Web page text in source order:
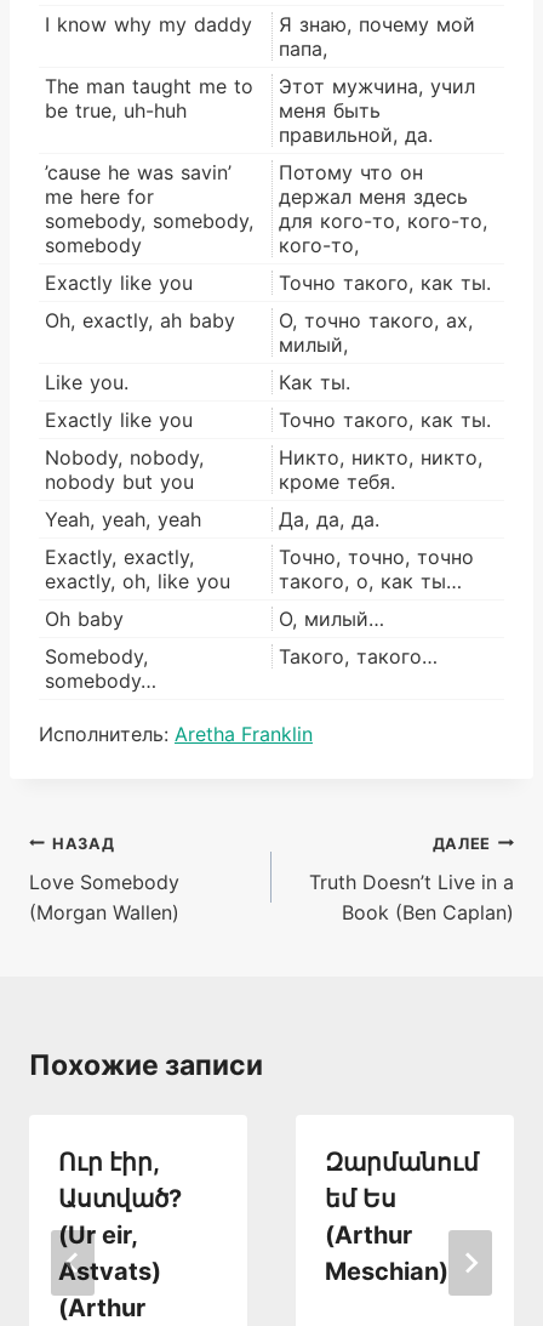
I know why my daddy
Я знаю, почему мой
папа,
The man taught me to
be true, uh-huh
Этот мужчина, учил
меня быть
правильной, да.
’cause he was savin’
me here for
somebody, somebody,
somebody
Потому что он
держал меня здесь
для кого-то, кого-то,
кого-то,
Exactly like you
Точно такого, как ты.
Oh, exactly, ah baby
О, точно такого, ах,
милый,
Like you.
Как ты.
Exactly like you
Точно такого, как ты.
Nobody, nobody,
nobody but you
Никто, никто, никто,
кроме тебя.
Yeah, yeah, yeah
Да, да, да.
Exactly, exactly,
exactly, oh, like you
Точно, точно, точно
такого, о, как ты…
Oh baby
О, милый…
Somebody,
somebody…
Такого, такого…
Метки
Исполнитель: Aretha Franklin
Навигация
по
записям
НАЗАД
Love Somebody
(Morgan Wallen)
ДАЛЕЕ
Truth Doesn’t Live in a
Book (Ben Caplan)
Похожие записи
Ուր էիր,
Աստված?
(Ur eir,
Astvats)
(Arthur
Զարմանում
եմ Ես
(Arthur
Meschian)